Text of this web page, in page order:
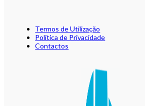
Termos de Utilização
Política de Privacidade
Contactos